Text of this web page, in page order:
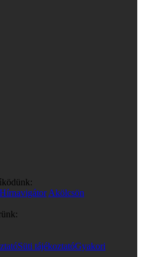
Hírnavigátor Akölcsön
Süti tájékoztatóGyakori